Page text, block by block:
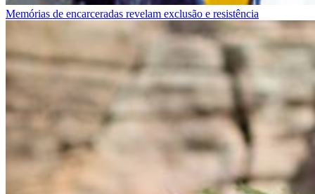
Memórias de encarceradas revelam exclusão e resistência